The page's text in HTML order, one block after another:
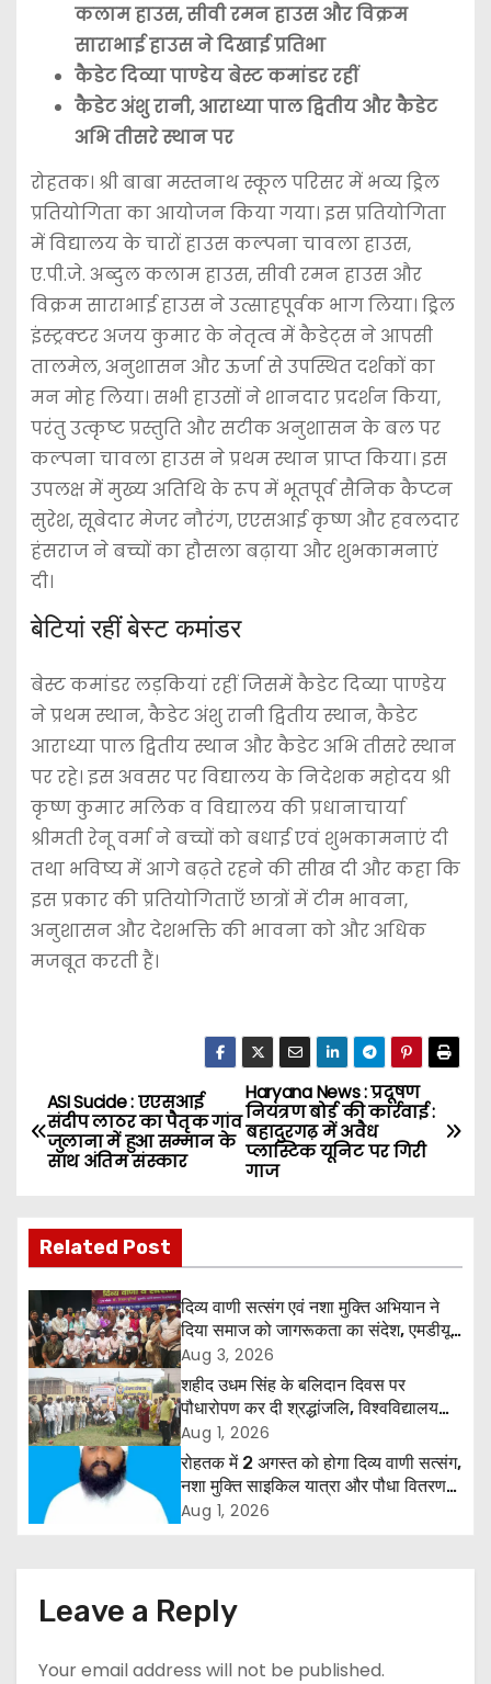
कलाम हाउस, सीवी रमन हाउस और विक्रम
साराभाई हाउस ने दिखाई प्रतिभा
कैडेट दिव्या पाण्डेय बेस्ट कमांडर रहीं
कैडेट अंशु रानी, आराध्या पाल द्वितीय और कैडेट
अभि तीसरे स्थान पर
रोहतक। श्री बाबा मस्तनाथ स्कूल परिसर में भव्य ड्रिल
प्रतियोगिता का आयोजन किया गया। इस प्रतियोगिता
में विद्यालय के चारों हाउस कल्पना चावला हाउस,
ए.पी.जे. अब्दुल कलाम हाउस, सीवी रमन हाउस और
विक्रम साराभाई हाउस ने उत्साहपूर्वक भाग लिया। ड्रिल
इंस्ट्रक्टर अजय कुमार के नेतृत्व में कैडेट्स ने आपसी
तालमेल, अनुशासन और ऊर्जा से उपस्थित दर्शकों का
मन मोह लिया। सभी हाउसों ने शानदार प्रदर्शन किया,
परंतु उत्कृष्ट प्रस्तुति और सटीक अनुशासन के बल पर
कल्पना चावला हाउस ने प्रथम स्थान प्राप्त किया। इस
उपलक्ष में मुख्य अतिथि के रूप में भूतपूर्व सैनिक कैप्टन
सुरेश, सूबेदार मेजर नौरंग, एएसआई कृष्ण और हवलदार
हंसराज ने बच्चों का हौसला बढ़ाया और शुभकामनाएं
दी।
बेटियां रहीं बेस्ट कमांडर
बेस्ट कमांडर लड़कियां रहीं जिसमें कैडेट दिव्या पाण्डेय
ने प्रथम स्थान, कैडेट अंशु रानी द्वितीय स्थान, कैडेट
आराध्या पाल द्वितीय स्थान और कैडेट अभि तीसरे स्थान
पर रहे। इस अवसर पर विद्यालय के निदेशक महोदय श्री
कृष्ण कुमार मलिक व विद्यालय की प्रधानाचार्या
श्रीमती रेनू वर्मा ने बच्चों को बधाई एवं शुभकामनाएं दी
तथा भविष्य में आगे बढ़ते रहने की सीख दी और कहा कि
इस प्रकार की प्रतियोगिताएँ छात्रों में टीम भावना,
अनुशासन और देशभक्ति की भावना को और अधिक
मजबूत करती हैं।
P
o
t
n
a
v
i
a
o
Haryana News : प्रदूषण
नियंत्रण बोर्ड की कार्रवाई :
बहादुरगढ़ में अवैध
प्लास्टिक यूनिट पर गिरी
गाज
ASI Sucide : एएसआई
संदीप लाठर का पैतृक गांव
जुलाना में हुआ सम्मान के
साथ अंतिम संस्कार
Related Post
दिव्य वाणी सत्संग एवं नशा मुक्ति अभियान ने
दिया समाज को जागरूकता का संदेश, एमडीयू
रोहतक में हजारों लोगों ने लिया संकल्प
Aug 3, 2026
शहीद उधम सिंह के बलिदान दिवस पर
पौधारोपण कर दी श्रद्धांजलि, विश्वविद्यालय
और राजपत्रित अवकाश बहाल करने की उठी
मांग
Aug 1, 2026
रोहतक में 2 अगस्त को होगा दिव्य वाणी सत्संग,
नशा मुक्ति साइकिल यात्रा और पौधा वितरण
कार्यक्रम
Aug 1, 2026
Leave a Reply
Your email address will not be published.